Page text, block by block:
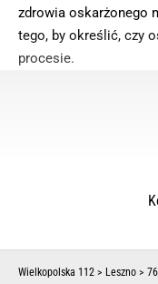
zdrowia oskarżonego
tego, by określić, czy
procesie.
Wielkopolska 112 > Leszno >